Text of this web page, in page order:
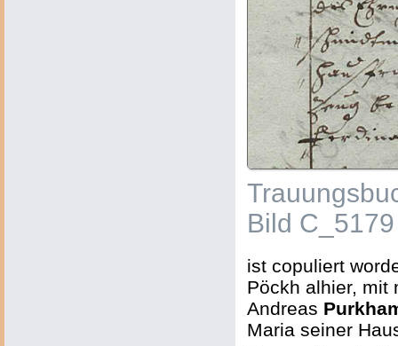
Bild C_5179
ist copuliert
Pöckh alhier,
Andreas
Maria seiner